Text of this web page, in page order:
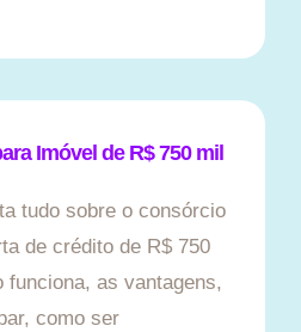
Imóvel de R$ 750 mil
tudo sobre o consórcio
de crédito de R$ 750
funciona, as vantagens,
como ser